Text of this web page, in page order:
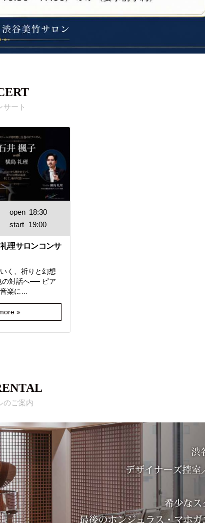
サート
open 18:30
start 19:00
理サロンコンサ
く、祈りと幻想
の対話へ── ピア
楽に…
»
のご案内